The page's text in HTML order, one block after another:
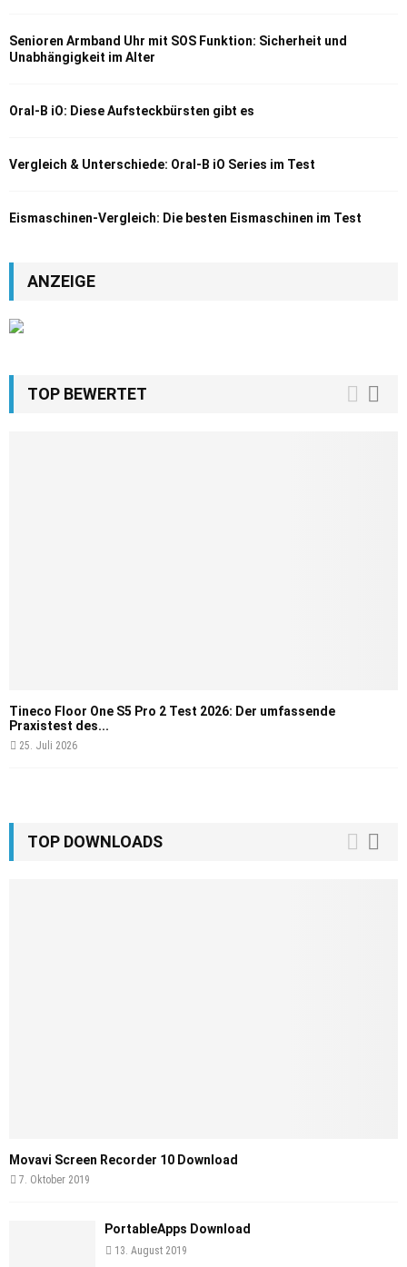
Senioren Armband Uhr mit SOS Funktion: Sicherheit und
Unabhängigkeit im Alter
Oral-B iO: Diese Aufsteckbürsten gibt es
Vergleich & Unterschiede: Oral-B iO Series im Test
Eismaschinen-Vergleich: Die besten Eismaschinen im Test
ANZEIGE
TOP BEWERTET
Tineco Floor One S5 Pro 2 Test 2026: Der umfassende
Praxistest des...
25. Juli 2026
TOP DOWNLOADS
Movavi Screen Recorder 10 Download
7. Oktober 2019
PortableApps Download
13. August 2019